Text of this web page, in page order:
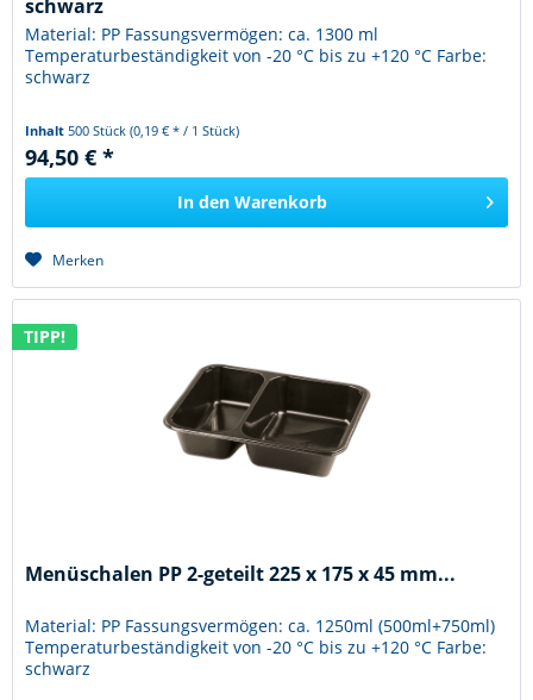
schwarz
Material: PP Fassungsvermögen: ca. 1300 ml
Temperaturbeständigkeit von -20 °C bis zu +120 °C Farbe:
schwarz
Inhalt500 Stück(0,19 € * / 1 Stück)
94,50 € *
In den Warenkorb
Merken
TIPP!
Menüschalen PP 2-geteilt 225 x 175 x 45 mm...
Material: PP Fassungsvermögen: ca. 1250ml (500ml+750ml)
Temperaturbeständigkeit von -20 °C bis zu +120 °C Farbe:
schwarz